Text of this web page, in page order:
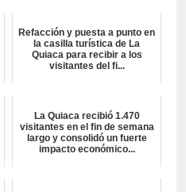
Refacción y puesta a punto en
la casilla turística de La
Quiaca para recibir a los
visitantes del fi...
La Quiaca recibió 1.470
visitantes en el fin de semana
largo y consolidó un fuerte
impacto económico...